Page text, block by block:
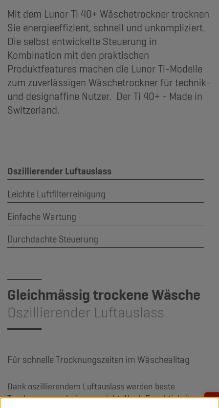
Mit dem Lunor Ti 40+ Wäschetrockner trocknen
Sie energieeffizient, schnell und unkompliziert.
Die selbst entwickelte Steuerung in
Kombination mit den praktischen
Produktfeatures machen die Lunor Ti-Modelle
zum zuverlässigen Wäschetrockner für technik-
und designaffine Nutzer. Der Ti 40+ - Made in
Switzerland.
Oszillierender Luftauslass
Leichte Luftfilterreinigung
Einfache Wartung
Durchdachte Steuerung
Gleichmässig trockene Wäsche
Oszillierender Luftauslass
Für schnelle Trocknungszeiten im Wäschealltag
Dank oszillierendem Luftauslass werden beste
Trocknungsergebnisse erreicht. Nach Feuchtigkeit